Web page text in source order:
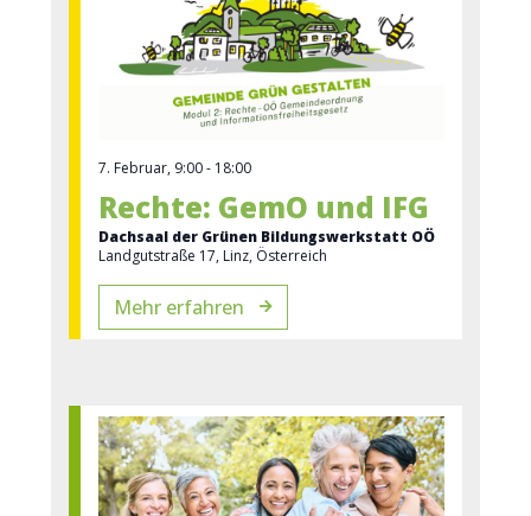
7. Februar, 9:00- 18:00
Rechte: GemO und IFG
Dachsaal der Grünen Bildungswerkstatt OÖ
Landgutstraße 17, Linz, Österreich
Mehr erfahren